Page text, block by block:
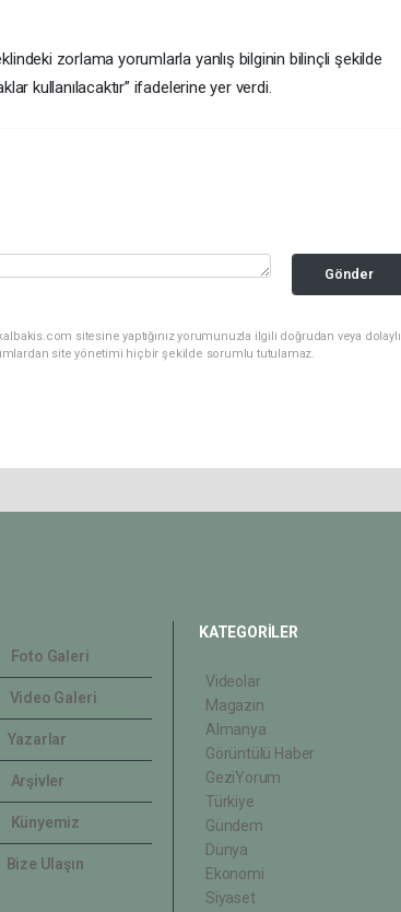
zorlama yorumlarla yanlış bilginin bilinçli şekilde
kullanılacaktır” ifadelerine yer verdi.
Gönder
sitesine yaptığınız yorumunuzla ilgili doğrudan veya dolaylı
site yönetimi hiçbir şekilde sorumlu tutulamaz.
Foto Galeri
Video Galeri
Yazarlar
Arşivler
Künyemiz
Bize Ulaşın
KATEGORİLER
Videolar
Magazin
Almanya
Görüntülü Haber
GeziYorum
Türkiye
Gündem
Dünya
Ekonomi
Siyaset